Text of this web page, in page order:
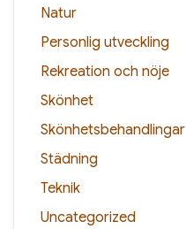
Natur
Personlig utveckling
Rekreation och nöje
Skönhet
Skönhetsbehandlingar
Städning
Teknik
Uncategorized